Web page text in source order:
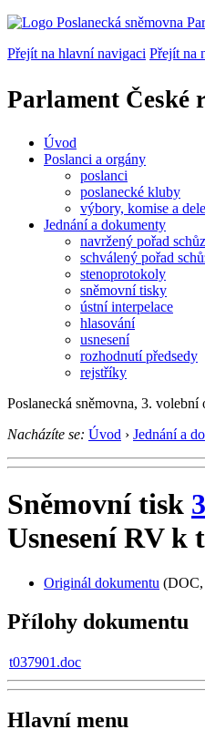
Přejít na hlavní navigaci Přejít na
Parlament České
Úvod
Poslanci a orgány
poslanci
poslanecké kluby
výbory, komise a
Jednání a dokumenty
navržený pořad
schválený pořad
stenoprotokoly
sněmovní tisky
ústní interpelace
hlasování
usnesení
rozhodnutí předsedy
rejstříky
Poslanecká sněmovna, 3.
Nacházíte se: Úvod › Jednání a
Sněmovní tisk
Usnesení RV k
Originál dokumentu
Přílohy dokumentu
t037901.doc
Hlavní menu